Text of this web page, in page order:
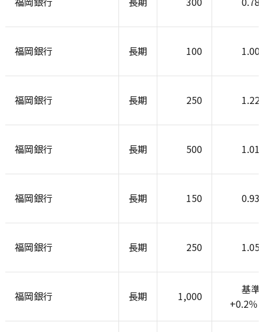
福岡銀行 長期 100
福岡銀行 長期 250
福岡銀行 長期 500
福岡銀行 長期 150
福岡銀行 長期 250
福岡銀行 長期 1,000
基準
+0.2％